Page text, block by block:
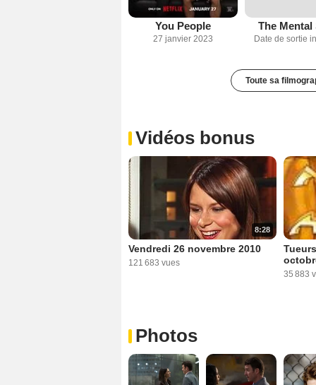
You People
27 janvier 2023
The Mental
Date de sortie
Toute sa
Vidéos bonus
8:28
Vendredi 26 novembre 2010
121 683 vues
35 883
Photos